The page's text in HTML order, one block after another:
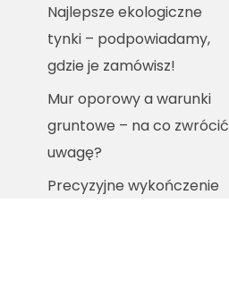
Najlepsze ekologiczne
tynki – podpowiadamy,
gdzie je zamówisz!
Mur oporowy a warunki
gruntowe – na co zwrócić
uwagę?
Precyzyjne wykończenie